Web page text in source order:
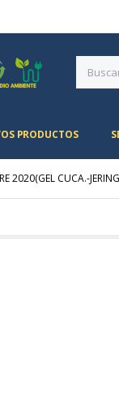
PRODUCTOS
2020(GEL CUCA.-